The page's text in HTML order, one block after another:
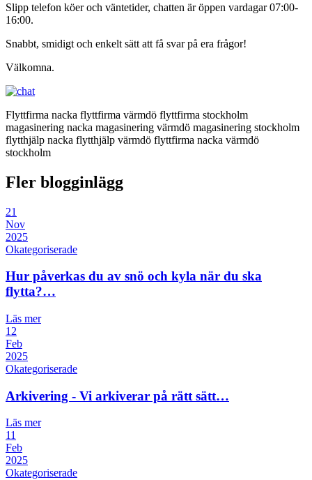
Slipp telefon köer och väntetider, chatten är öppen vardagar 07:00-
16:00.
Snabbt, smidigt och enkelt sätt att få svar på era frågor!
Välkomna.
Flyttfirma nacka flyttfirma värmdö flyttfirma stockholm
magasinering nacka magasinering värmdö magasinering stockholm
flytthjälp nacka flytthjälp värmdö flyttfirma nacka värmdö
stockholm
Fler blogginlägg
21
Nov
2025
Okategoriserade
Hur påverkas du av snö och kyla när du ska
flytta?…
Läs mer
12
Feb
2025
Okategoriserade
Arkivering - Vi arkiverar på rätt sätt…
Läs mer
11
Feb
2025
Okategoriserade